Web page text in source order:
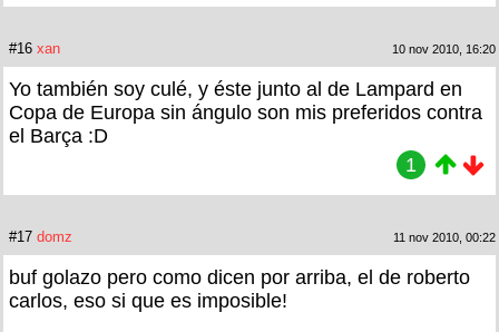
#16 xan 10 nov 2010, 16:20
Yo también soy culé, y éste junto al de Lampard en
Copa de Europa sin ángulo son mis preferidos contra
el Barça :D
1
#17 domz 11 nov 2010, 00:22
buf golazo pero como dicen por arriba, el de roberto
carlos, eso si que es imposible!